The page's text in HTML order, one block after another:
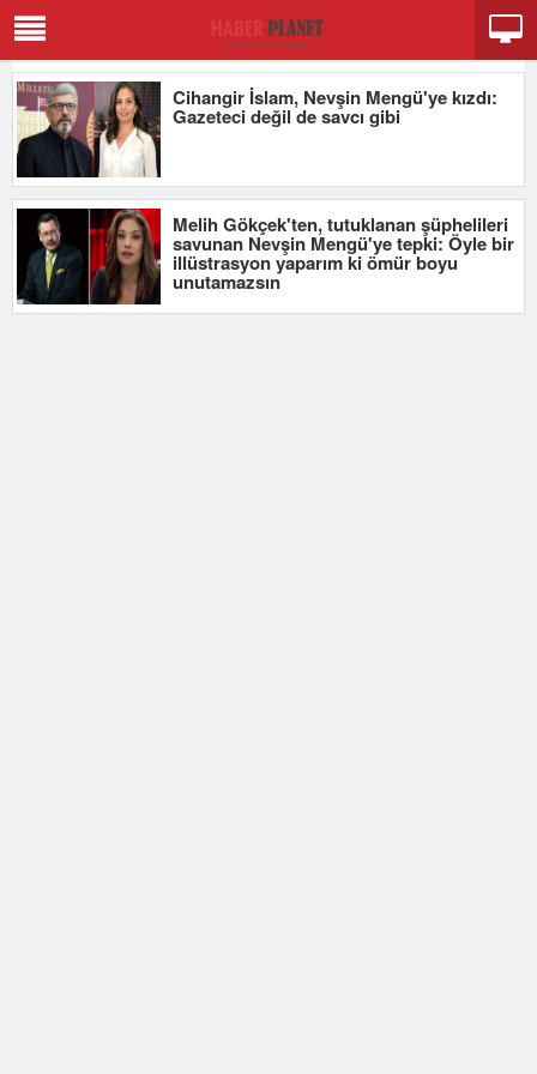
Cihangir İslam, Nevşin Mengü'ye kızdı:
Gazeteci değil de savcı gibi
Melih Gökçek'ten, tutuklanan şüphelileri
savunan Nevşin Mengü'ye tepki: Öyle bir
illüstrasyon yaparım ki ömür boyu
unutamazsın